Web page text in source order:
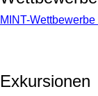
MINT-
Exkursionen